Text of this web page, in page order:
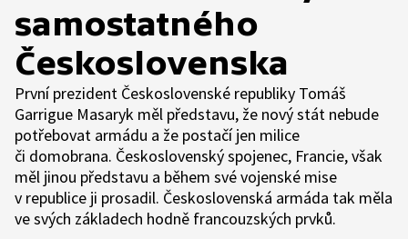
samostatného
Československa
První prezident Československé republiky Tomáš
Garrigue Masaryk měl představu, že nový stát nebude
potřebovat armádu a že postačí jen milice
či domobrana. Československý spojenec, Francie, však
měl jinou představu a během své vojenské mise
v republice ji prosadil. Československá armáda tak měla
ve svých základech hodně francouzských prvků.